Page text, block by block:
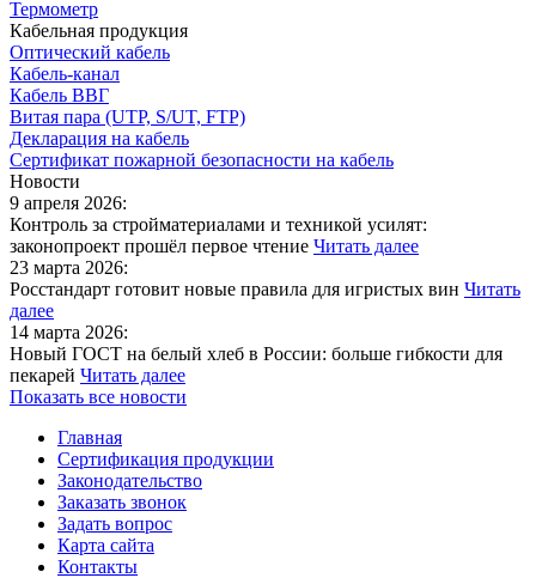
Термометр
Кабельная продукция
Оптический кабель
Кабель-канал
Кабель ВВГ
Витая пара (UTP, S/UT, FTP)
Декларация на кабель
Сертификат пожарной безопасности на кабель
Новости
9 апреля 2026:
Контроль за стройматериалами и техникой усилят:
законопроект прошёл первое чтение Читать далее
23 марта 2026:
Росстандарт готовит новые правила для игристых вин Читать
далее
14 марта 2026:
Новый ГОСТ на белый хлеб в России: больше гибкости для
пекарей Читать далее
Показать все новости
Главная
Сертификация продукции
Законодательство
Заказать звонок
Задать вопрос
Карта сайта
Контакты